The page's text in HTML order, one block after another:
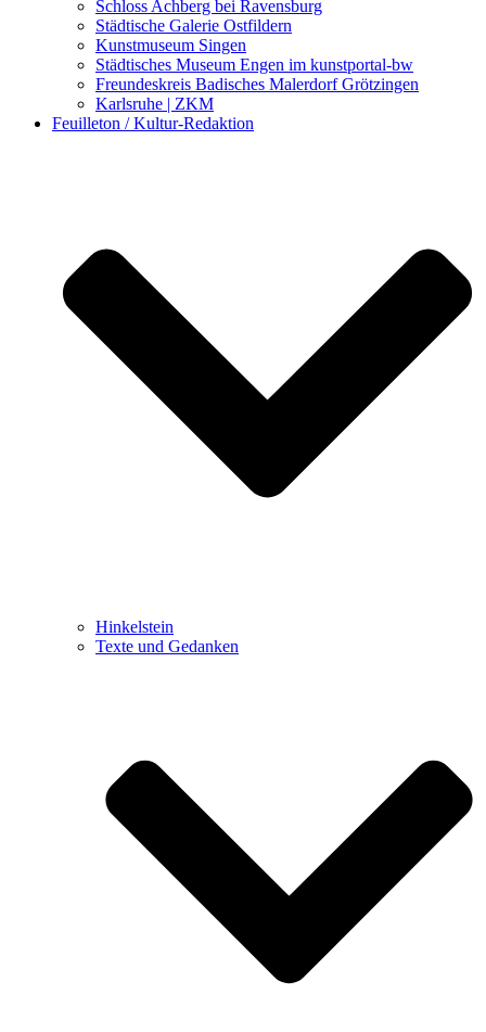
Schloss Achberg bei Ravensburg
Städtische Galerie Ostfildern
Kunstmuseum Singen
Städtisches Museum Engen im kunstportal-bw
Freundeskreis Badisches Malerdorf Grötzingen
Karlsruhe | ZKM
Feuilleton / Kultur-Redaktion
Hinkelstein
Texte und Gedanken